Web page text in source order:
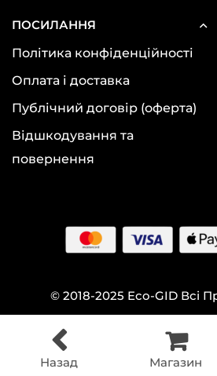
ПОСИЛАННЯ
Політика конфіденційності
Оплата і доставка
Публічний договір (оферта)
Відшкодування та
повернення
© 2018-2025 Eco-GID Всі
Назад Магазин